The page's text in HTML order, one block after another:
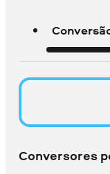
Conversores